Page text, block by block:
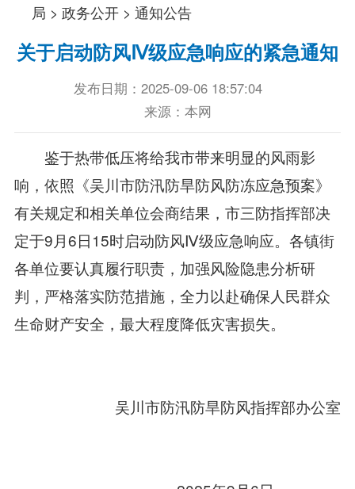
局 >政务公开 >通知公告
关于启动防风Ⅳ级应急响应的紧急通知
发布日期：2025-09-06 18:57:04
来源：本网
鉴于热带低压将给我市带来明显的风雨影
响，依照《吴川市防汛防旱防风防冻应急预案》
有关规定和相关单位会商结果，市三防指挥部决
定于9月6日15时启动防风Ⅳ级应急响应。各镇街
各单位要认真履行职责，加强风险隐患分析研
判，严格落实防范措施，全力以赴确保人民群众
生命财产安全，最大程度降低灾害损失。
吴川市防汛防旱防风指挥部办公室